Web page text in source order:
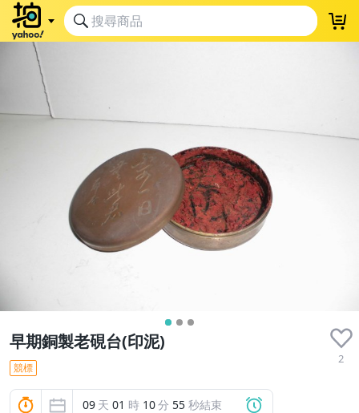
早期銅製老硯台(印泥)
2
競標
09 天 01 時 10分 54 秒結束